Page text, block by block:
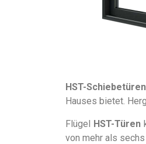
HST-Schiebetüren
Hauses bietet.
Flügel HST-Türen
von mehr als